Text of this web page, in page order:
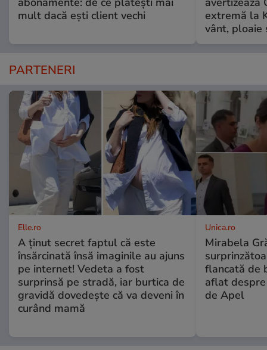
mult dacă ești client vechi
extremă la
vânt, ploaie
PARTENERI
Elle.ro
A ținut secret faptul că este
însărcinată însă imaginile au ajuns
pe internet! Vedeta a fost
surprinsă pe stradă, iar burtica de
gravidă dovedește că va deveni în
curând mamă
Unica.ro
Mirabela
flancată de
aflat
de Apel